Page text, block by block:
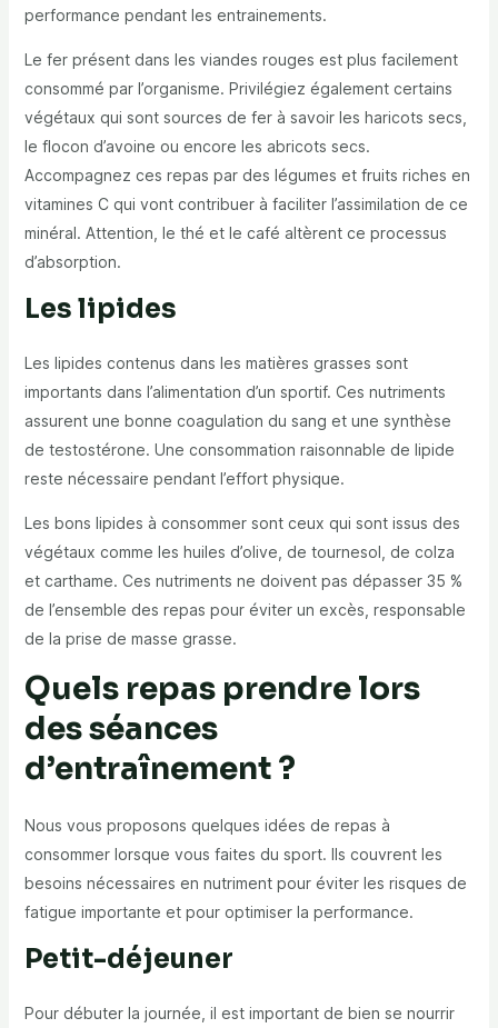
performance pendant les entrainements.
Le fer présent dans les viandes rouges est plus facilement
consommé par l’organisme. Privilégiez également certains
végétaux qui sont sources de fer à savoir les haricots secs,
le flocon d’avoine ou encore les abricots secs.
Accompagnez ces repas par des légumes et fruits riches en
vitamines C qui vont contribuer à faciliter l’assimilation de ce
minéral. Attention, le thé et le café altèrent ce processus
d’absorption.
Les lipides
Les lipides contenus dans les matières grasses sont
importants dans l’alimentation d’un sportif. Ces nutriments
assurent une bonne coagulation du sang et une synthèse
de testostérone. Une consommation raisonnable de lipide
reste nécessaire pendant l’effort physique.
Les bons lipides à consommer sont ceux qui sont issus des
végétaux comme les huiles d’olive, de tournesol, de colza
et carthame. Ces nutriments ne doivent pas dépasser 35 %
de l’ensemble des repas pour éviter un excès, responsable
de la prise de masse grasse.
Quels repas prendre lors
des séances
d’entraînement ?
Nous vous proposons quelques idées de repas à
consommer lorsque vous faites du sport. Ils couvrent les
besoins nécessaires en nutriment pour éviter les risques de
fatigue importante et pour optimiser la performance.
Petit-déjeuner
Pour débuter la journée, il est important de bien se nourrir